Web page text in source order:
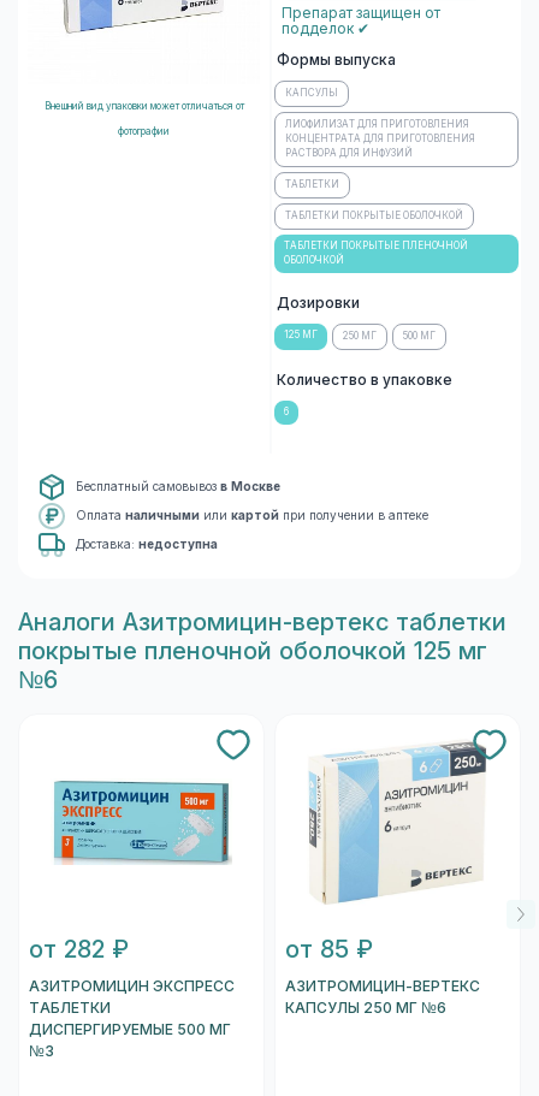
Внешний вид упаковки может отличаться от
фотографии
Препарат защищен от
подделок ✔
Формы выпуска
КАПСУЛЫ
ЛИОФИЛИЗАТ ДЛЯ ПРИГОТОВЛЕНИЯ
КОНЦЕНТРАТА ДЛЯ ПРИГОТОВЛЕНИЯ
РАСТВОРА ДЛЯ ИНФУЗИЙ
ТАБЛЕТКИ
ТАБЛЕТКИ ПОКРЫТЫЕ ОБОЛОЧКОЙ
ТАБЛЕТКИ ПОКРЫТЫЕ ПЛЕНОЧНОЙ
ОБОЛОЧКОЙ
Дозировки
125 МГ 250 МГ 500 МГ
Количество в упаковке
6
Бесплатный самовывоз в Москве
Оплата наличными или картой при получении в аптеке
Доставка: недоступна
Aналоги Азитромицин-вертекс таблетки
покрытые пленочной оболочкой 125 мг
№6
от 282 ₽
АЗИТРОМИЦИН ЭКСПРЕСС
ТАБЛЕТКИ
ДИСПЕРГИРУЕМЫЕ 500 МГ
№3
от 85 ₽
АЗИТРОМИЦИН-ВЕРТЕКС
КАПСУЛЫ 250 МГ №6